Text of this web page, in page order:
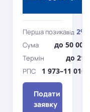
Перша позикавід 2%
Сума до 50 000
Термін до
РПС 1 973–11
Подати
заявку